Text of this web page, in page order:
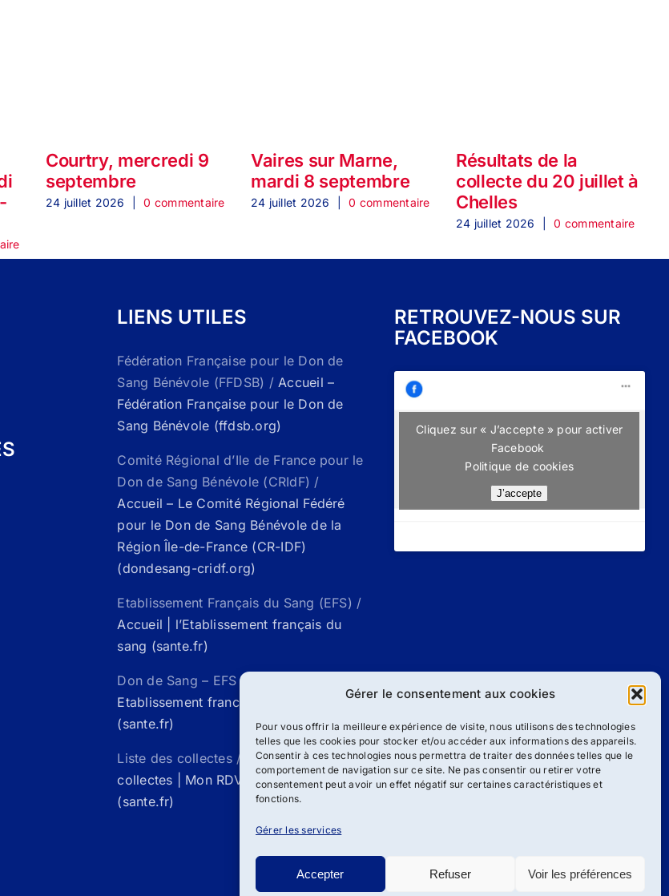
Gérer le consentement aux cookies
Pour vous offrir la meilleure expérience de visite, nous utilisons des technologies
telles que les cookies pour stocker et/ou accéder aux informations des appareils.
Consentir à ces technologies nous permettra de traiter des données telles que le
comportement de navigation sur ce site. Ne pas consentir ou retirer votre
consentement peut avoir un effet négatif sur certaines caractéristiques et
fonctions.
Gérer les services
Accepter Refuser Voir les préférences
Courtry, mercredi 9
septembre
24 juillet 2026 0 commentaire
Vaires sur Marne,
mardi 8 septembre
24 juillet 2026 0 commentaire
Résultats de la
collecte du 20 juillet à
Chelles
24 juillet 2026 0 commentaire
LIENS UTILES
Fédération Française pour le Don de
Sang Bénévole (FFDSB) / Accueil –
Fédération Française pour le Don de
Sang Bénévole (ffdsb.org)
Comité Régional d’Ile de France pour le
Don de Sang Bénévole (CRIdF) /
Accueil – Le Comité Régional Fédéré
pour le Don de Sang Bénévole de la
Région Île-de-France (CR-IDF)
(dondesang-cridf.org)
Etablissement Français du Sang (EFS) /
Accueil | l’Etablissement français du
sang (sante.fr)
Don de Sang – EFS Santé /
Etablissement francais du sang
(sante.fr)
Liste des collectes / Mon rdv / Liste des
collectes | Mon RDV Don de Sang
(sante.fr)
RETROUVEZ-NOUS SUR
FACEBOOK
Cliquez sur « J’accepte » pour activer
Facebook
Politique de cookies
J’accepte